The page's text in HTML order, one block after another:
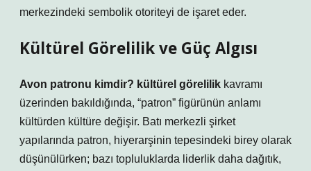
merkezindeki sembolik otoriteyi de işaret eder.
Kültürel Görelilik ve Güç Algısı
Avon patronu kimdir? kültürel görelilik kavramı
üzerinden bakıldığında, “patron” figürünün anlamı
kültürden kültüre değişir. Batı merkezli şirket
yapılarında patron, hiyerarşinin tepesindeki birey olarak
düşünülürken; bazı topluluklarda liderlik daha dağıtık,